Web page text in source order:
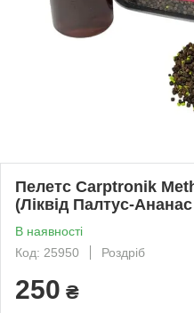
Пелетс Carptronik
(Ліквід Палтус-
В наявності
Код: 25950
Роздріб
250 ₴